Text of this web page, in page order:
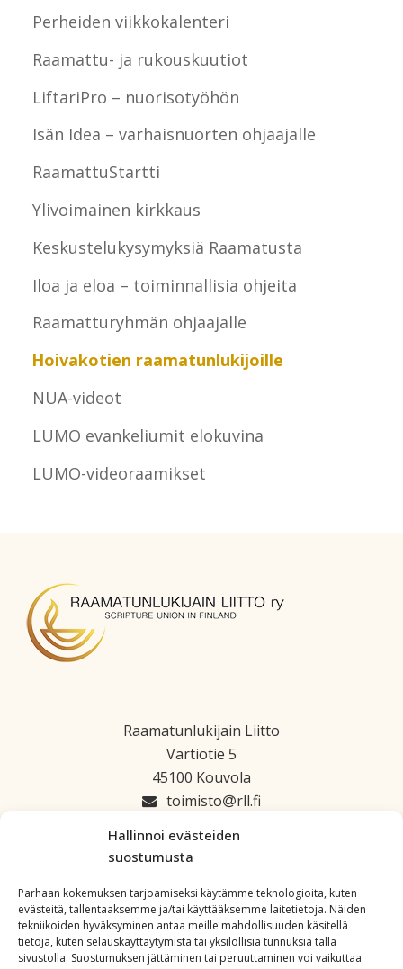
Hallinnoi evästeiden
suostumusta
Parhaan kokemuksen tarjoamiseksi käytämme teknologioita, kuten
evästeitä, tallentaaksemme ja/tai käyttääksemme laitetietoja. Näiden
tekniikoiden hyväksyminen antaa meille mahdollisuuden käsitellä
tietoja, kuten selauskäyttäytymistä tai yksilöllisiä tunnuksia tällä
sivustolla. Suostumuksen jättäminen tai peruuttaminen voi vaikuttaa
Perheiden viikkokalenteri
Raamattu- ja rukouskuutiot
LiftariPro – nuorisotyöhön
Isän Idea – varhaisnuorten ohjaajalle
RaamattuStartti
Ylivoimainen kirkkaus
Keskustelukysymyksiä Raamatusta
Iloa ja eloa – toiminnallisia ohjeita
Raamatturyhmän ohjaajalle
Hoivakotien raamatunlukijoille
NUA-videot
LUMO evankeliumit elokuvina
LUMO-videoraamikset
Raamatunlukijain Liitto
Vartiotie 5
45100 Kouvola
toimisto
rll.fi